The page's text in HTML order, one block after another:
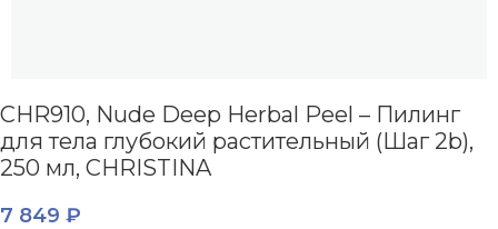
CHR910, Nude Deep Herbal Peel – Пилинг
для тела глубокий растительный (Шаг 2b),
250 мл, CHRISTINA
7 849 ₽